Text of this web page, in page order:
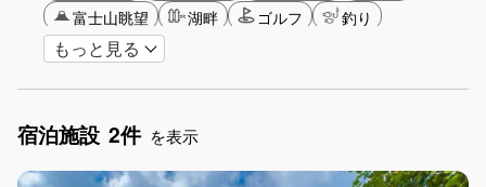
富士山眺望
湖畔 ゴルフ
釣り
アクティビティ
もっと見る
宿泊施設 2件 を表示